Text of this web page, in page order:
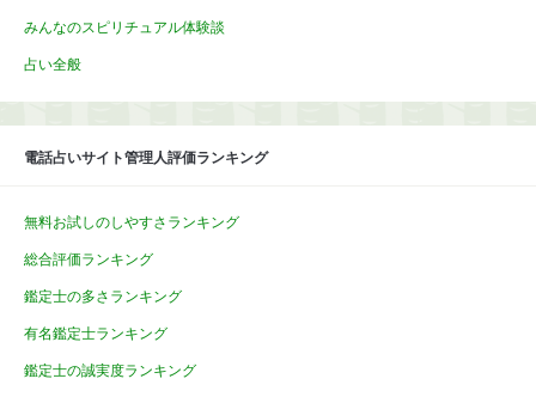
みんなのスピリチュアル体験談
占い全般
電話占いサイト管理人評価ランキング
無料お試しのしやすさランキング
総合評価ランキング
鑑定士の多さランキング
有名鑑定士ランキング
鑑定士の誠実度ランキング